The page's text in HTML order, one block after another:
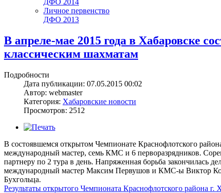
ДФО 2014
Личное первенство
ДФО 2013
В апреле-мае 2015 года в Хабаровске
классическим шахматам
Подробности
Дата публикации: 07.05.2015 00:02
Автор: webmaster
Категория: Хабаровские новости
Просмотров: 2512
В состоявшемся открытом Чемпионате Краснофлотского
международный мастер, семь КМС и 6 перворазрядников.
партнеру по 2 тура в день. Напряженная борьба закончилась
международный мастер Максим Первушов и КМС-ы Виктор
Бухгольца.
Результаты открытого Чемпионата Краснофлотского района